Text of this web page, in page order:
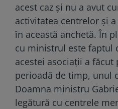
acest caz și nu a avut
activitatea centrelor și
în această anchetă. În
cu ministrul este faptul
acestei asociații a
perioadă de timp, unul
Doamna ministru
legătură cu centrele